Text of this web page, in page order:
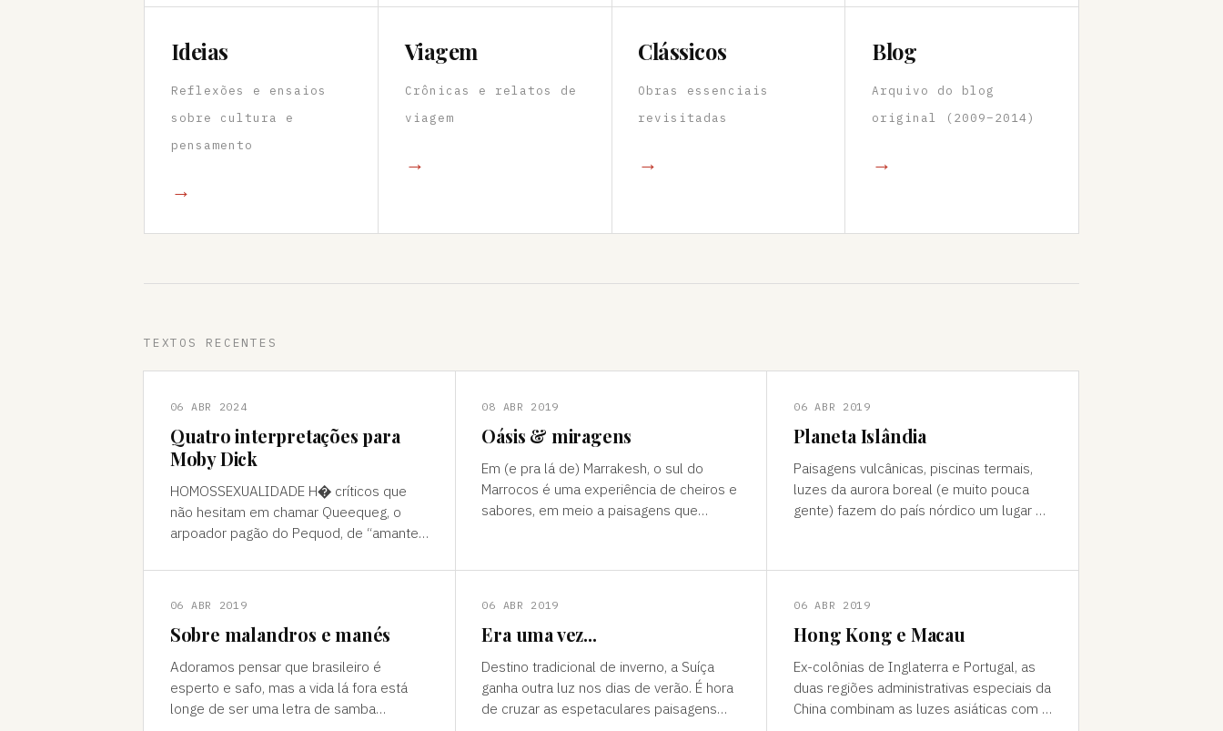
Ideias
Reflexões e ensaios
sobre cultura e
pensamento
→
Viagem
Crônicas e relatos de
viagem
→
Clássicos
Obras essenciais
revisitadas
→
Blog
Arquivo do blog
original (2009–2014)
→
TEXTOS RECENTES
06 ABR 2024
Quatro interpretações para
Moby Dick
HOMOSSEXUALIDADE H� críticos que
não hesitam em chamar Queequeg, o
arpoador pagão do Pequod, de “amante”
pode ser contestada, mas é compreens
08 ABR 2019
Oásis & miragens
Em (e pra lá de) Marrakesh, o sul do
Marrocos é uma experiência de cheiros e
sabores, em meio a paisagens que
06 ABR 2019
Planeta Islândia
Paisagens vulcânicas, piscinas termais,
luzes da aurora boreal (e muito pouca
gente) fazem do país nórdico um lugar de
06 ABR 2019
Sobre malandros e manés
Adoramos pensar que brasileiro é
esperto e safo, mas a vida lá fora está
longe de ser uma letra de samba
06 ABR 2019
Era uma vez...
Destino tradicional de inverno, a Suíça
ganha outra luz nos dias de verão. É hora
de cruzar as espetaculares paisagens
06 ABR 2019
Hong Kong e Macau
Ex-colônias de Inglaterra e Portugal, as
duas regiões administrativas especiais da
China combinam as luzes asiáticas com o